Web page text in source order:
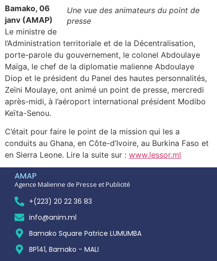
Une vue des animateurs du point de
presse
Bamako, 06
janv (AMAP)
Le ministre de
l’Administration territoriale et de la Décentralisation,
porte-parole du gouvernement, le colonel Abdoulaye
Maïga, le chef de la diplomatie malienne Abdoulaye
Diop et le président du Panel des hautes personnalités,
Zeïni Moulaye, ont animé un point de presse, mercredi
après-midi, à l’aéroport international président Modibo
Keïta-Senou.
C’était pour faire le point de la mission qui les a
conduits au Ghana, en Côte-d’Ivoire, au Burkina Faso et
en Sierra Leone. Lire la suite sur : www.lessor.ml
AMAP
Agence Malienne de Presse et Publicité
+(223) 20 22 36 83
info@anim.ml
Bamako Square Patrice LUMUMBA
BP141, Bamako - MALI